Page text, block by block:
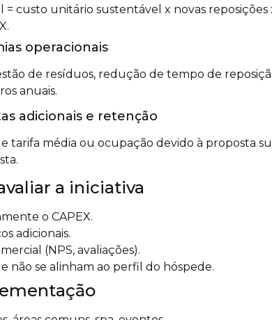
custo unitário sustentável x novas
operacionais
de resíduos, redução de tempo de
anuais.
adicionais e retenção
tarifa média ou ocupação devido à proposta
a iniciativa
o CAPEX.
adicionais.
(NPS, avaliações).
não se alinham ao perfil do hóspede.